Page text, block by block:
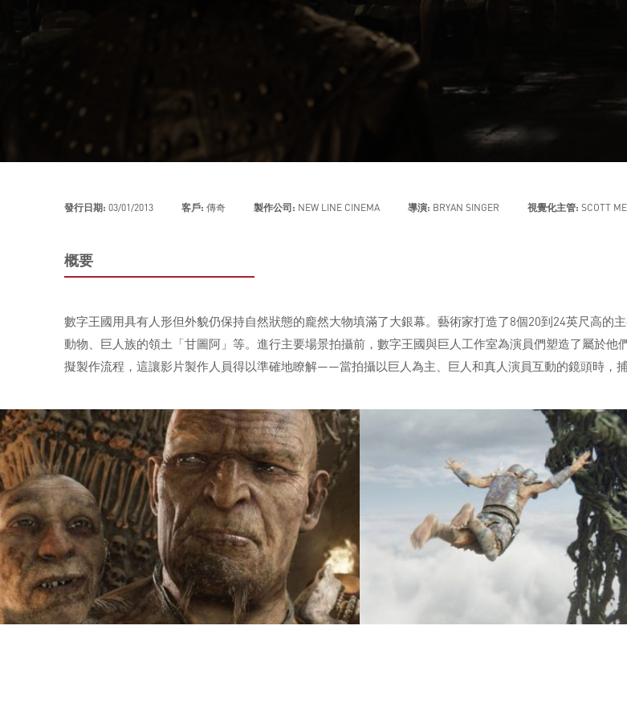
發行日期: 03/01/2013 客戶: 傳奇 製作公司: NEW LINE CINEMA 導演: BRYAN SINGER 視覺化主管: SCOTT
概要
數字王國用具有人形但外貌仍保持自然狀態的龐然大物填滿了大銀幕。藝術家打造了8個20到24英尺高的
動物、巨人族的領土「甘圖阿」等。進行主要場景拍攝前，數字王國與巨人工作室為演員們塑造了屬於
擬製作流程，這讓影片製作人員得以準確地瞭解——當拍攝以巨人為主、巨人和真人演員互動的鏡頭時，